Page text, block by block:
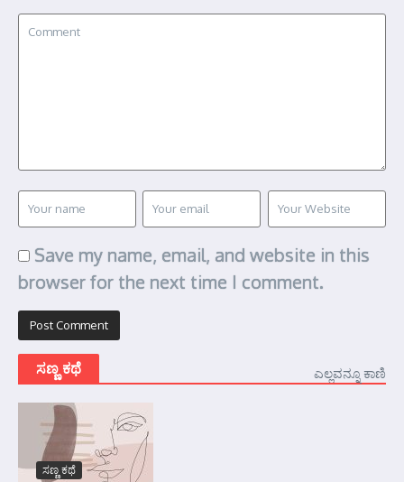
Save my name, email, and website in this
browser for the next time I comment.
ಸಣ್ಣ ಕಥೆ ಎಲ್ಲವನ್ನೂ ಕಾಣಿ
ಸಣ್ಣ ಕಥೆ